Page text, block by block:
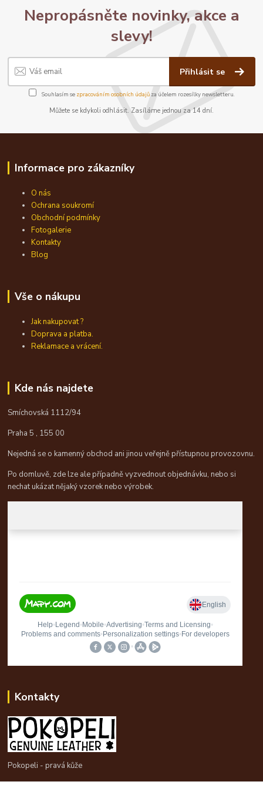
Nepropásněte novinky, akce a
slevy!
Přihlásit se
Souhlasím se zpracováním osobních údajůza účelem rozesílky newsletteru.
Můžete se kdykoli odhlásit. Zasíláme jednou za 14 dní.
Informace pro zákazníky
O nás
Ochrana soukromí
Obchodní podmínky
Fotogalerie
Kontakty
Blog
Vše o nákupu
Jak nakupovat ?
Doprava a platba.
Reklamace a vrácení.
Kde nás najdete
Smíchovská 1112/94
Praha 5 , 155 00
Nejedná se o kamenný obchod ani jinou veřejně přístupnou provozovnu.
Po domluvě, zde lze ale případně vyzvednout objednávku, nebo si
nechat ukázat nějaký vzorek nebo výrobek.
Kontakty
Pokopeli - pravá kůže